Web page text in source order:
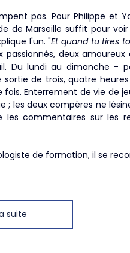
pas. Pour Philippe et
de Marseille suffit pour
l'un. "Et quand tu tires
passionnés, deux
Du lundi au dimanche -
de trois, quatre
Enterrement de vie de
les deux compères ne
les commentaires sur les
de formation, il se
suite